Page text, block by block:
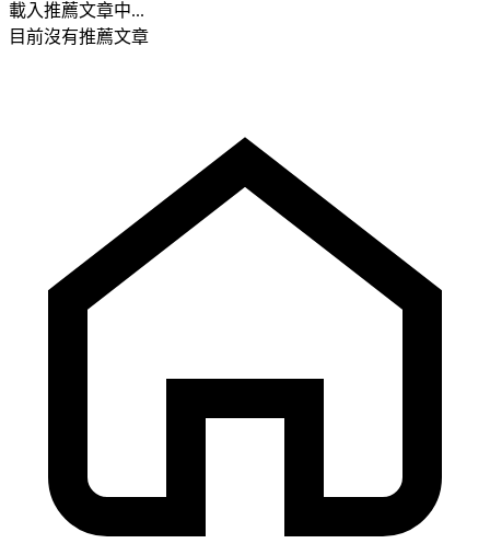
載入推薦文章中...
目前沒有推薦文章